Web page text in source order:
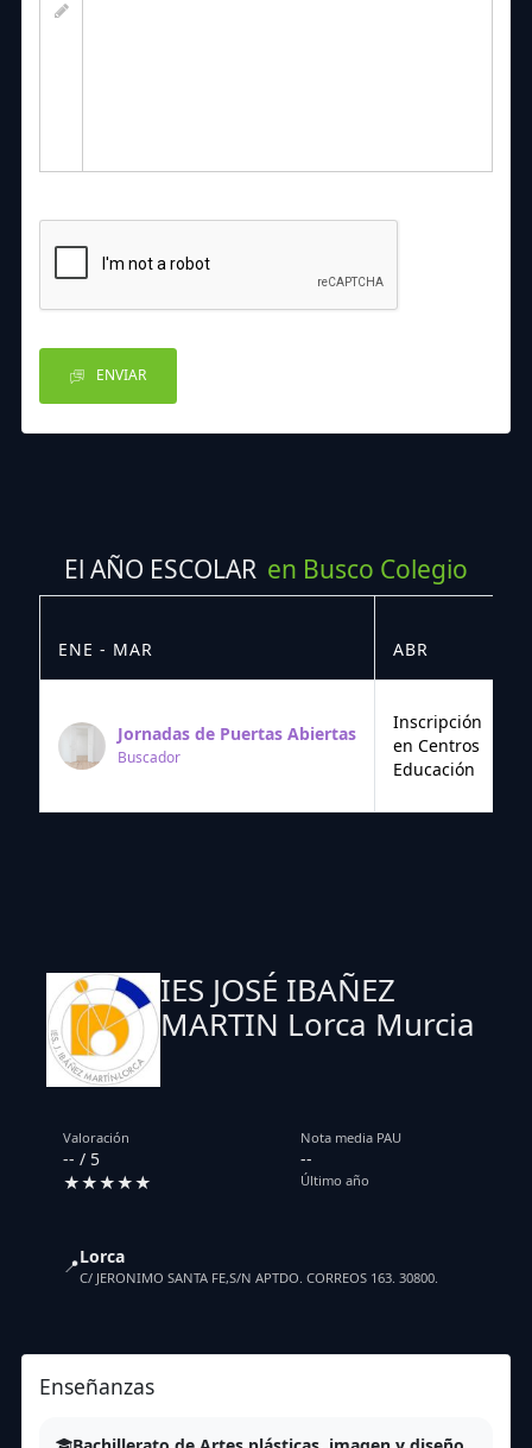
ENVIAR
El AÑO ESCOLAR en Busco Colegio
ENE - MAR ABR
Jornadas de Puertas Abiertas
Buscador
Inscripción
en Centros
Educación
IES JOSÉ IBAÑEZ
MARTIN Lorca Murcia
Valoración
-- / 5
★★★★★
Nota media PAU
--
Último año
📍Lorca
C/ JERONIMO SANTA FE,S/N APTDO. CORREOS 163. 30800.
Enseñanzas